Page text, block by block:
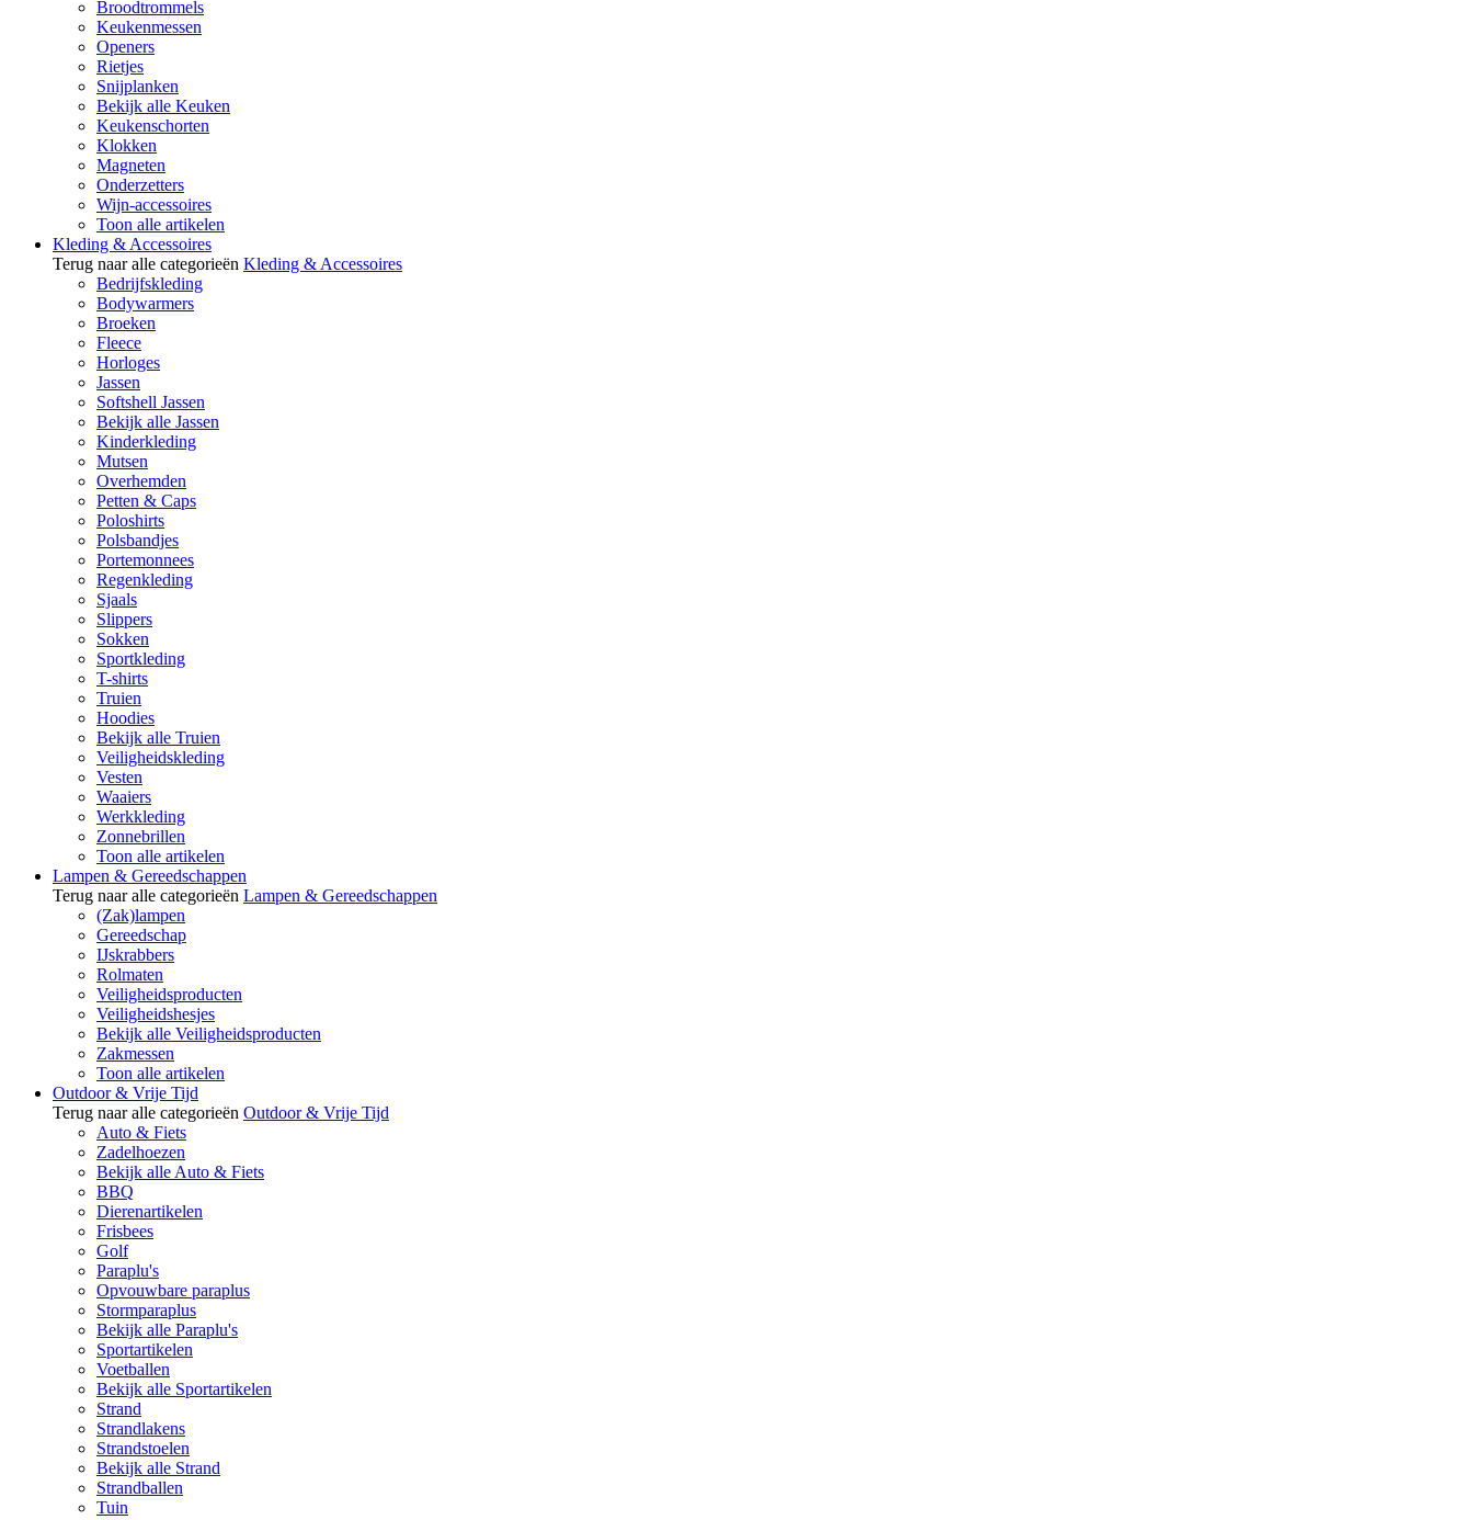
Broodtrommels
Keukenmessen
Openers
Rietjes
Snijplanken
Bekijk alle Keuken
Keukenschorten
Klokken
Magneten
Onderzetters
Wijn-accessoires
Toon alle artikelen
Kleding & Accessoires
Terug naar alle categorieën Kleding & Accessoires
Bedrijfskleding
Bodywarmers
Broeken
Fleece
Horloges
Jassen
Softshell Jassen
Bekijk alle Jassen
Kinderkleding
Mutsen
Overhemden
Petten & Caps
Poloshirts
Polsbandjes
Portemonnees
Regenkleding
Sjaals
Slippers
Sokken
Sportkleding
T-shirts
Truien
Hoodies
Bekijk alle Truien
Veiligheidskleding
Vesten
Waaiers
Werkkleding
Zonnebrillen
Toon alle artikelen
Lampen & Gereedschappen
Terug naar alle categorieën Lampen & Gereedschappen
(Zak)lampen
Gereedschap
IJskrabbers
Rolmaten
Veiligheidsproducten
Veiligheidshesjes
Bekijk alle Veiligheidsproducten
Zakmessen
Toon alle artikelen
Outdoor & Vrije Tijd
Terug naar alle categorieën Outdoor & Vrije Tijd
Auto & Fiets
Zadelhoezen
Bekijk alle Auto & Fiets
BBQ
Dierenartikelen
Frisbees
Golf
Paraplu's
Opvouwbare paraplus
Stormparaplus
Bekijk alle Paraplu's
Sportartikelen
Voetballen
Bekijk alle Sportartikelen
Strand
Strandlakens
Strandstoelen
Bekijk alle Strand
Strandballen
Tuin